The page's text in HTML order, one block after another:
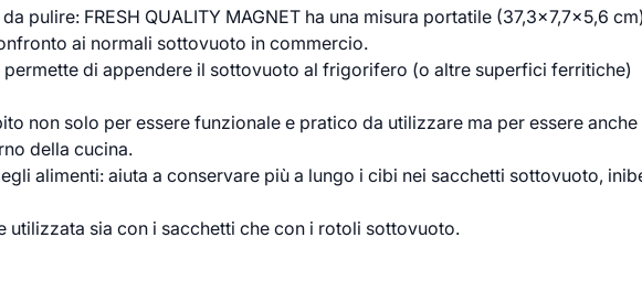
pulire: FRESH QUALITY MAGNET ha una misura portatile (37,3×7,7×5,6
ai normali sottovuoto in commercio.
permette di appendere il sottovuoto al frigorifero (o altre superfici ferritiche)
non solo per essere funzionale e pratico da utilizzare ma per essere anche
della cucina.
alimenti: aiuta a conservare più a lungo i cibi nei sacchetti sottovuoto,
utilizzata sia con i sacchetti che con i rotoli sottovuoto.